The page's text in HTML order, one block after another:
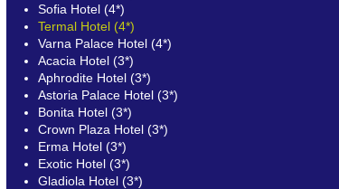
Sofia Hotel (4*)
Termal Hotel (4*)
Varna Palace Hotel (4*)
Acacia Hotel (3*)
Aphrodite Hotel (3*)
Astoria Palace Hotel (3*)
Bonita Hotel (3*)
Crown Plaza Hotel (3*)
Erma Hotel (3*)
Exotic Hotel (3*)
Gladiola Hotel (3*)